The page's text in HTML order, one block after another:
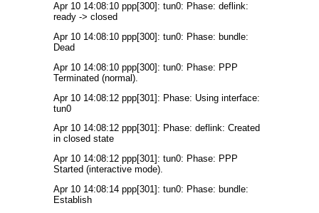
Apr 10 14:08:10 ppp[300]: tun0: Phase: deflink:
ready -> closed
Apr 10 14:08:10 ppp[300]: tun0: Phase: bundle:
Dead
Apr 10 14:08:10 ppp[300]: tun0: Phase: PPP
Terminated (normal).
Apr 10 14:08:12 ppp[301]: Phase: Using interface:
tun0
Apr 10 14:08:12 ppp[301]: Phase: deflink: Created
in closed state
Apr 10 14:08:12 ppp[301]: tun0: Phase: PPP
Started (interactive mode).
Apr 10 14:08:14 ppp[301]: tun0: Phase: bundle:
Establish